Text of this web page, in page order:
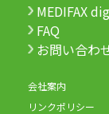
MEDIFAX
FAQ
お問い合わ
会社案内
リンクポリシー